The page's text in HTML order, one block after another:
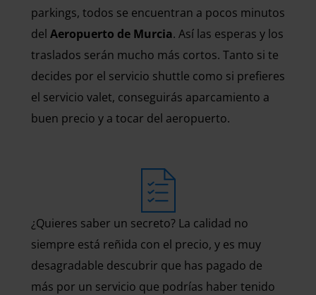
parkings, todos se encuentran a pocos minutos
del Aeropuerto de Murcia. Así las esperas y los
traslados serán mucho más cortos. Tanto si te
decides por el servicio shuttle como si prefieres
el servicio valet, conseguirás aparcamiento a
buen precio y a tocar del aeropuerto.
¿Quieres saber un secreto? La calidad no
siempre está reñida con el precio, y es muy
desagradable descubrir que has pagado de
más por un servicio que podrías haber tenido